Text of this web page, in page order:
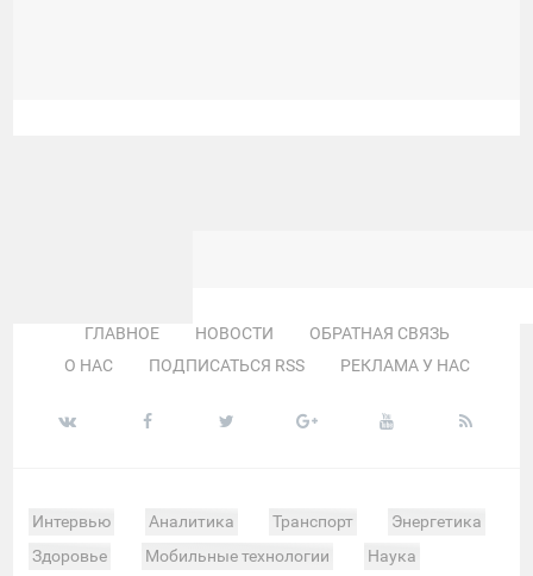
ГЛАВНОЕ НОВОСТИ
ОБРАТНАЯ СВЯЗЬ
О НАС
ПОДПИСАТЬСЯ RSS РЕКЛАМА У НАС
Интервью Аналитика Транспорт
Энергетика
Здоровье
Мобильные технологии
Наука